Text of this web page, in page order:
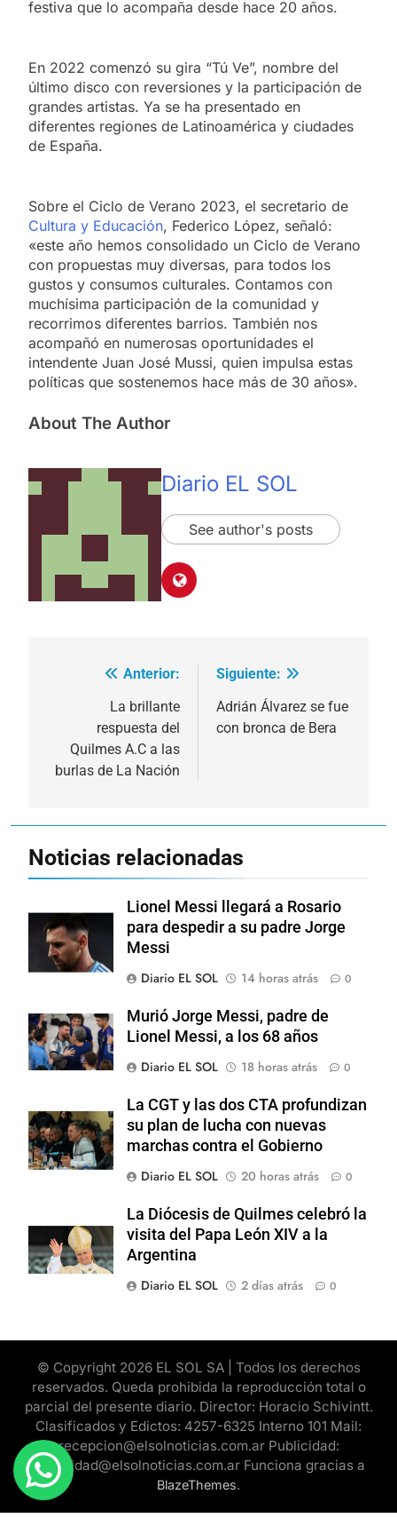
festiva que lo acompaña desde hace 20 años.
En 2022 comenzó su gira “Tú Ve”, nombre del
último disco con reversiones y la participación de
grandes artistas. Ya se ha presentado en
diferentes regiones de Latinoamérica y ciudades
de España.
Sobre el Ciclo de Verano 2023, el secretario de
Cultura y Educación, Federico López, señaló:
«este año hemos consolidado un Ciclo de Verano
con propuestas muy diversas, para todos los
gustos y consumos culturales. Contamos con
muchísima participación de la comunidad y
recorrimos diferentes barrios. También nos
acompañó en numerosas oportunidades el
intendente Juan José Mussi, quien impulsa estas
políticas que sostenemos hace más de 30 años».
About The Author
Diario EL SOL
See author's posts
Navegación
entradas
Anterior:
La brillante
respuesta del
Quilmes A.C a las
burlas de La Nación
Siguiente:
Adrián Álvarez se fue
con bronca de Bera
Noticias relacionadas
Lionel Messi llegará a Rosario
para despedir a su padre Jorge
Messi
Diario EL SOL
14 horas atrás 0
Murió Jorge Messi, padre de
Lionel Messi, a los 68 años
Diario EL SOL
18 horas atrás 0
La CGT y las dos CTA profundizan
su plan de lucha con nuevas
marchas contra el Gobierno
Diario EL SOL
20 horas atrás 0
La Diócesis de Quilmes celebró la
visita del Papa León XIV a la
Argentina
Diario EL SOL
2 días atrás 0
© Copyright 2026 EL SOL SA | Todos los derechos
reservados. Queda prohibida la reproducción total o
parcial del presente diario. Director: Horacio Schivintt.
Clasificados y Edictos: 4257-6325 Interno 101 Mail:
recepcion@elsolnoticias.com.ar Publicidad:
publicidad@elsolnoticias.com.ar Funciona gracias a
BlazeThemes.